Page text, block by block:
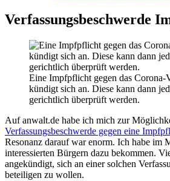
Verfassungsbeschwerde
Eine Impfpflicht gegen das Corona-
kündigt sich an. Diese kann dann
gerichtlich überprüft werden.
Auf anwalt.de habe ich mich zur
Verfassungsbeschwerde gegen eine
Resonanz darauf war enorm. Ich habe im
interessierten Bürgern dazu bekommen.
angekündigt, sich an einer solchen
beteiligen zu wollen.